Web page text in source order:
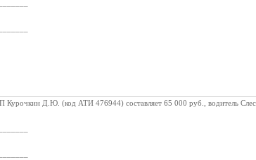
Д.Ю. (код АТИ 476944) составляет 65 000 руб., водитель